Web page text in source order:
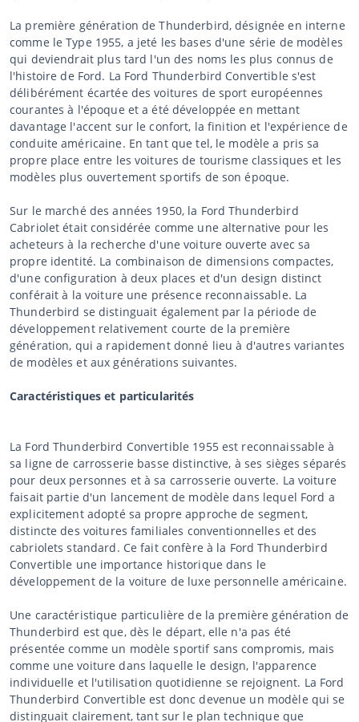
La première génération de Thunderbird, désignée en interne
comme le Type 1955, a jeté les bases d'une série de modèles
qui deviendrait plus tard l'un des noms les plus connus de
l'histoire de Ford. La Ford Thunderbird Convertible s'est
délibérément écartée des voitures de sport européennes
courantes à l'époque et a été développée en mettant
davantage l'accent sur le confort, la finition et l'expérience de
conduite américaine. En tant que tel, le modèle a pris sa
propre place entre les voitures de tourisme classiques et les
modèles plus ouvertement sportifs de son époque.
Sur le marché des années 1950, la Ford Thunderbird
Cabriolet était considérée comme une alternative pour les
acheteurs à la recherche d'une voiture ouverte avec sa
propre identité. La combinaison de dimensions compactes,
d'une configuration à deux places et d'un design distinct
conférait à la voiture une présence reconnaissable. La
Thunderbird se distinguait également par la période de
développement relativement courte de la première
génération, qui a rapidement donné lieu à d'autres variantes
de modèles et aux générations suivantes.
Caractéristiques et particularités
La Ford Thunderbird Convertible 1955 est reconnaissable à
sa ligne de carrosserie basse distinctive, à ses sièges séparés
pour deux personnes et à sa carrosserie ouverte. La voiture
faisait partie d'un lancement de modèle dans lequel Ford a
explicitement adopté sa propre approche de segment,
distincte des voitures familiales conventionnelles et des
cabriolets standard. Ce fait confère à la Ford Thunderbird
Convertible une importance historique dans le
développement de la voiture de luxe personnelle américaine.
Une caractéristique particulière de la première génération de
Thunderbird est que, dès le départ, elle n'a pas été
présentée comme un modèle sportif sans compromis, mais
comme une voiture dans laquelle le design, l'apparence
individuelle et l'utilisation quotidienne se rejoignent. La Ford
Thunderbird Convertible est donc devenue un modèle qui se
distinguait clairement, tant sur le plan technique que